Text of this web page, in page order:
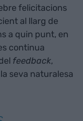
felicitacions
al llarg de
a quin punt, en
continua
feedback,
seva naturalesa